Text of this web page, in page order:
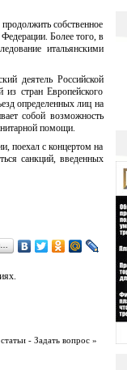
собственное
Более того, в
итальянскими
деятель Российской
стран Европейского
определенных лиц на
собой возможность
помощи.
поехал с концертом на
санкций, введенных
- Задать вопрос »